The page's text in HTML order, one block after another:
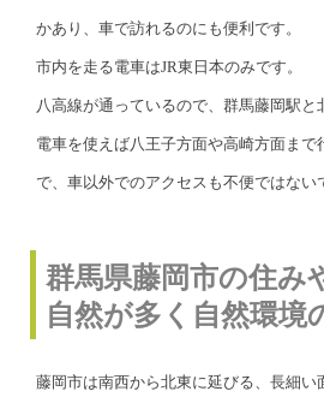
かあり、車で訪れるのにも便利です。
市内を走る電車はJR東日本のみです。
八高線が通っているので、群馬藤岡駅と
電車を使えば八王子方面や高崎方面まで
で、車以外でのアクセスも不便ではない
群馬県藤岡市の住み
自然が多く自然環境
藤岡市は南西から北東に延びる、長細い